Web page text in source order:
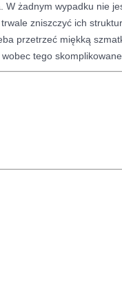
W żadnym wypadku nie
zniszczyć ich
przetrzeć miękką
tego